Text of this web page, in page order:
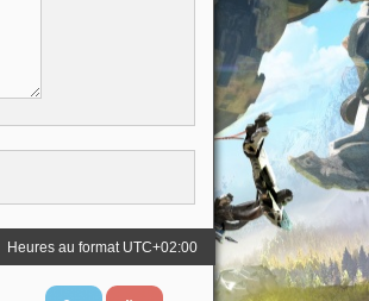
Heures au format UTC+02:00